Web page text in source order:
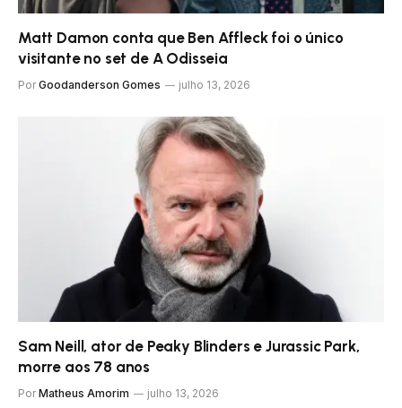
Matt Damon conta que Ben Affleck foi o único
visitante no set de A Odisseia
Por Goodanderson Gomes julho 13, 2026
Sam Neill, ator de Peaky Blinders e Jurassic Park,
morre aos 78 anos
Por Matheus Amorim julho 13, 2026